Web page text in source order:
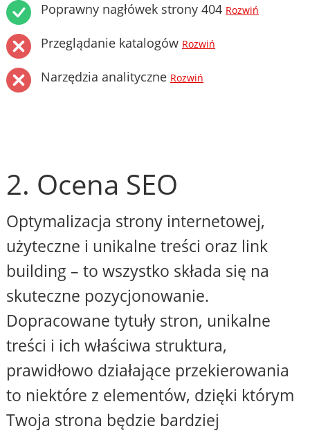
Poprawny nagłówek strony 404 Rozwiń
Przeglądanie katalogów Rozwiń
Narzędzia analityczne Rozwiń
2. Ocena SEO
Optymalizacja strony internetowej,
użyteczne i unikalne treści oraz link
building – to wszystko składa się na
skuteczne pozycjonowanie.
Dopracowane tytuły stron, unikalne
treści i ich właściwa struktura,
prawidłowo działające przekierowania
to niektóre z elementów, dzięki którym
Twoja strona będzie bardziej